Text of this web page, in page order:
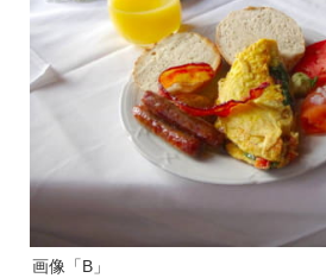
画像「B」